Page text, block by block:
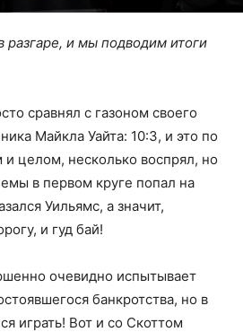
разгаре, и мы подводим итоги
сравнял с газоном своего
Майкла Уайта: 10:3, и это по
целом, несколько воспрял, но
в первом круге попал на
Уильямс, а значит,
и гуд бай!
очевидно испытывает
банкротства, но в
играть! Вот и со Скоттом